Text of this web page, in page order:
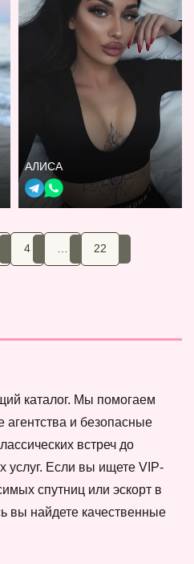
АЛИСА
4 22
каталог. Мы помогаем
агентства и безопасные
встреч до
услуг. Если вы ищете VIP-
спутниц или эскорт в
вы найдете качественные